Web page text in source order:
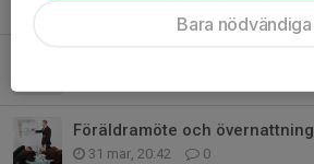
Föräldramöte och övernattning
31 mar, 20:42 0
Bara nödvändiga